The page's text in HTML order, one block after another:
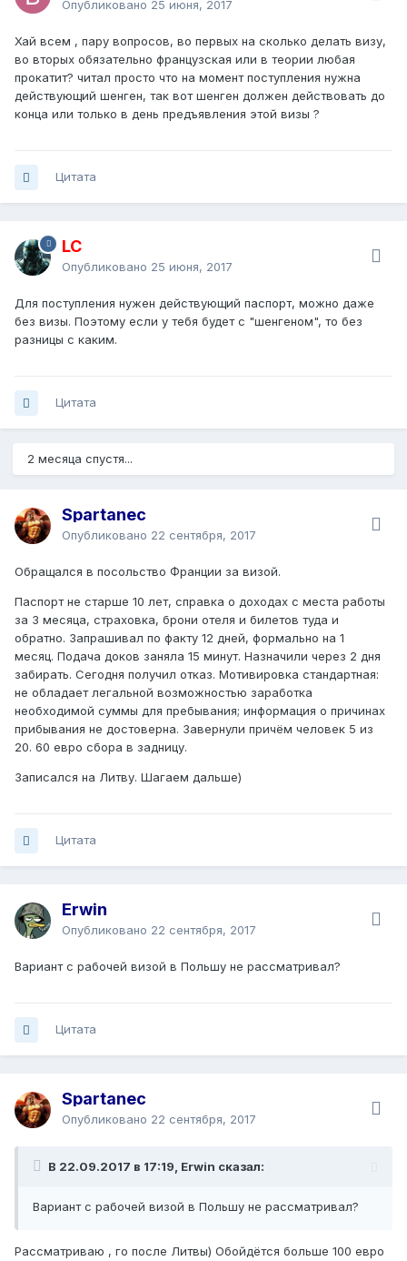
Опубликовано 25 июня, 2017
Хай всем , пару вопросов, во первых на сколько делать визу,
во вторых обязательно французская или в теории любая
прокатит? читал просто что на момент поступления нужна
действующий шенген, так вот шенген должен действовать до
конца или только в день предъявления этой визы ?
Цитата
LC
Опубликовано 25 июня, 2017
Для поступления нужен действующий паспорт, можно даже
без визы. Поэтому если у тебя будет с "шенгеном", то без
разницы с каким.
Цитата
2 месяца спустя...
Spartanec
Опубликовано 22 сентября, 2017
Обращался в посольство Франции за визой.
Паспорт не старше 10 лет, справка о доходах с места работы
за 3 месяца, страховка, брони отеля и билетов туда и
обратно. Запрашивал по факту 12 дней, формально на 1
месяц. Подача доков заняла 15 минут. Назначили через 2 дня
забирать. Сегодня получил отказ. Мотивировка стандартная:
не обладает легальной возможностью заработка
необходимой суммы для пребывания; информация о причинах
прибывания не достоверна. Завернули причём человек 5 из
20. 60 евро сбора в задницу.
Записался на Литву. Шагаем дальше)
Цитата
Erwin
Опубликовано 22 сентября, 2017
Вариант с рабочей визой в Польшу не рассматривал?
Цитата
Spartanec
Опубликовано 22 сентября, 2017
В 22.09.2017 в 17:19, Erwin сказал:
Вариант с рабочей визой в Польшу не рассматривал?
Рассматриваю , го после Литвы) Обойдётся больше 100 евро